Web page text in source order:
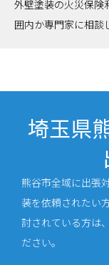
外壁塗装の火災保険
囲内か専門家に相談
埼玉県
熊谷市全域に出張
装を依頼されたい
討されている方は
ださい。